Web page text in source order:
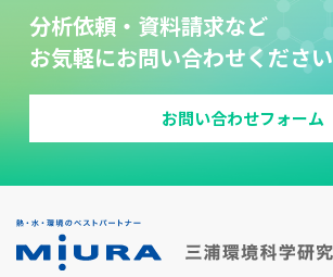
分析依頼・資料請求など
お気軽にお問い合わせください
お問い合わせフォーム